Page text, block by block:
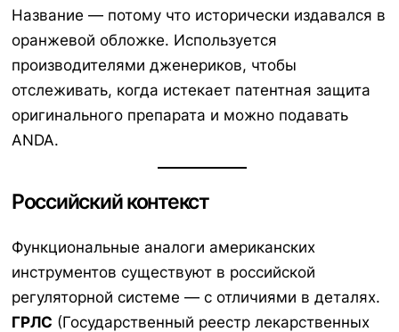
Название — потому что исторически издавался в
оранжевой обложке. Используется
производителями дженериков, чтобы
отслеживать, когда истекает патентная защита
оригинального препарата и можно подавать
ANDA.
Российский контекст
Функциональные аналоги американских
инструментов существуют в российской
регуляторной системе — с отличиями в деталях.
ГРЛС (Государственный реестр лекарственных